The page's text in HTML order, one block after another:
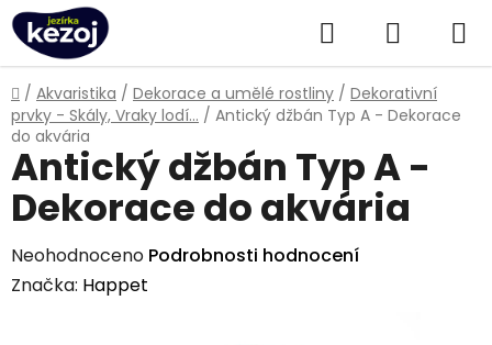
Přejít
na
obsah
Hledat
KOŠÍK
Domů
/ Akvaristika / Dekorace a umělé rostliny / Dekorativní
prvky - Skály, Vraky lodí... / Antický džbán Typ A - Dekorace
do akvária
Antický džbán Typ A -
Dekorace do akvária
Průměrné
hodnocení
Neohodnoceno Podrobnosti hodnocení
Značka: Happet